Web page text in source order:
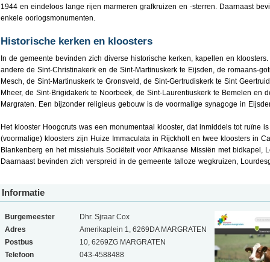
1944 en eindeloos lange rijen marmeren grafkruizen en -sterren. Daarnaast
enkele oorlogsmonumenten.
Historische kerken en kloosters
In de gemeente bevinden zich diverse historische kerken, kapellen en
andere de Sint-Christinakerk en de Sint-Martinuskerk te Eijsden, de romaans-
Mesch, de Sint-Martinuskerk te Gronsveld, de Sint-Gertrudiskerk te Sint
Mheer, de Sint-Brigidakerk te Noorbeek, de Sint-Laurentiuskerk te Bemelen en
Margraten. Een bijzonder religieus gebouw is de voormalige synagoge in
Het klooster Hoogcruts was een monumentaal klooster, dat inmiddels tot ruïne
(voormalige) kloosters zijn Huize Immaculata in Rijckholt en twee kloosters in
Blankenberg en het missiehuis Sociëteit voor Afrikaanse Missiën met bidkapel,
Daarnaast bevinden zich verspreid in de gemeente talloze wegkruizen,
Informatie
Burgemeester
Dhr. Sjraar Cox
Adres
Amerikaplein 1, 6269DA MARGRATEN
Postbus
10, 6269ZG MARGRATEN
Telefoon
043-4588488